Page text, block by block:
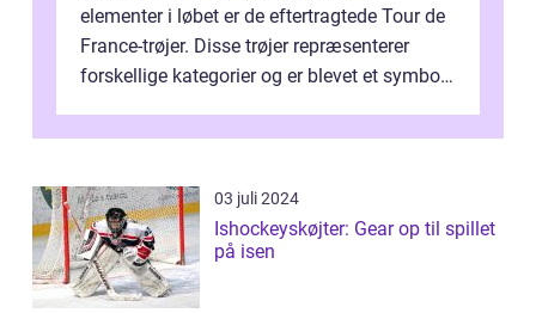
elementer i løbet er de eftertragtede Tour de
France-trøjer. Disse trøjer repræsenterer
forskellige kategorier og er blevet et symbol
03 juli 2024
Ishockeyskøjter: Gear op til spillet
på isen